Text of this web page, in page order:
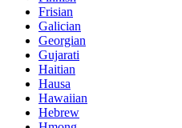
Frisian
Galician
Georgian
Gujarati
Haitian
Hausa
Hawaiian
Hebrew